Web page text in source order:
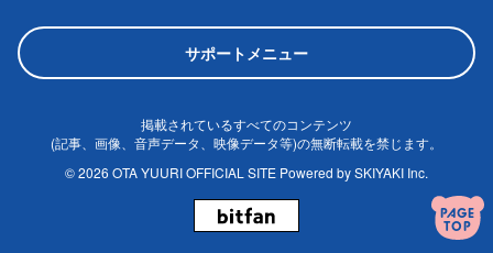
PAGE
TOP
サポートメニュー
掲載されているすべてのコンテンツ
(記事、画像、音声データ、映像データ等)の無断転載を禁じます。
© 2026 OTA YUURI OFFICIAL SITE Powered bySKIYAKI Inc.